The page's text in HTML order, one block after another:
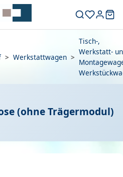
> Werkstattwagen >
Tisch-,
Werkstatt-
(ohne Trägermodul)